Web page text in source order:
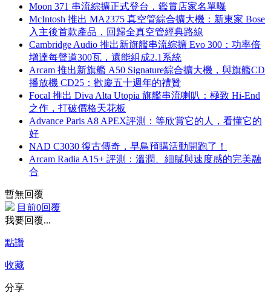
Moon 371 串流綜擴正式登台，鑑賞店家名單曝
McIntosh 推出 MA2375 真空管綜合擴大機：新東家 Bose
入主後首款產品，回歸全真空管經典路線
Cambridge Audio 推出新旗艦串流綜擴 Evo 300：功率倍
增達每聲道300瓦，還能組成2.1系統
Arcam 推出新旗艦 A50 Signature綜合擴大機，與旗艦CD
播放機 CD25：歡慶五十週年的禮贊
Focal 推出 Diva Alta Utopia 旗艦串流喇叭：極致 Hi-End
之作，打破價格天花板
Advance Paris A8 APEX評測：等欣賞它的人，看懂它的
好
NAD C3030 復古傳奇，早鳥預購活動開跑了！
Arcam Radia A15+ 評測：溫潤、細膩與速度感的完美融
合
暫無回覆
目前0回覆
我要回覆...
點讚
收藏
分享